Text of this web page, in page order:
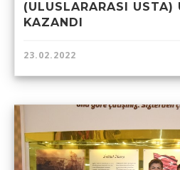
(ULUSLARARASI USTA)
KAZANDI
23.02.2022